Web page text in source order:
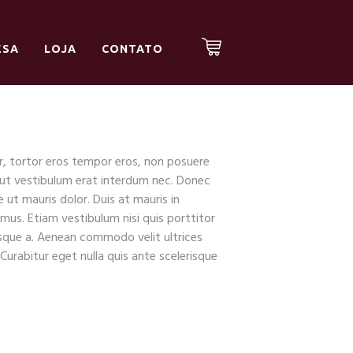
LOJA CONTATO
tortor eros tempor eros, non posuere
vestibulum erat interdum nec. Donec
mauris dolor. Duis at mauris in
Etiam vestibulum nisi quis porttitor
a. Aenean commodo velit ultrices
eget nulla quis ante scelerisque